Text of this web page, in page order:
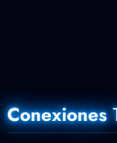
Conexiones